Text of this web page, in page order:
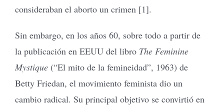
consideraban el aborto un crimen [1].
Sin embargo, en los años 60, sobre todo a partir de
la publicación en EEUU del libro The Feminine
Mystique (“El mito de la femineidad”, 1963) de
Betty Friedan, el movimiento feminista dio un
cambio radical. Su principal objetivo se convirtió en